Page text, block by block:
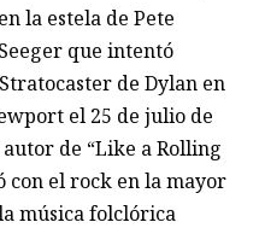
la estela de Pete
que intentó
de Dylan en
el 25 de julio de
de “Like a Rolling
con el rock en la mayor
música folclórica